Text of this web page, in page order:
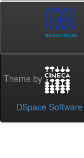
Theme by
DSpace Software